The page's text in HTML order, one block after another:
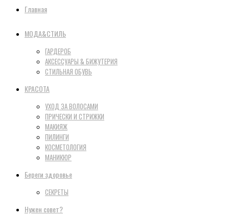
Главная
МОДА&СТИЛЬ
ГАРДЕРОБ
АКСЕССУАРЫ & БИЖУТЕРИЯ
СТИЛЬНАЯ ОБУВЬ
КРАСОТА
УХОД ЗА ВОЛОСАМИ
ПРИЧЕСКИ И СТРИЖКИ
МАКИЯЖ
ПИЛИНГИ
КОСМЕТОЛОГИЯ
МАНИКЮР
Береги здоровье
СЕКРЕТЫ
Нужен совет?